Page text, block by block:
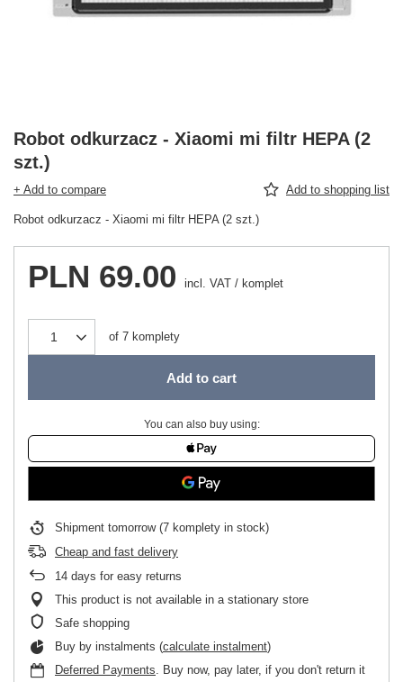
Robot odkurzacz - Xiaomi mi filtr HEPA (2
szt.)
+ Add to compare Add to shopping list
Robot odkurzacz - Xiaomi mi filtr HEPA (2 szt.)
PLN 69.00 incl. VAT / komplet
of 7 komplety
Add to cart
You can also buy using:
Shipment tomorrow (7 komplety in stock)
Cheap and fast delivery
14 days for easy returns
This product is not available in a stationary store
Safe shopping
Buy by instalments (calculate instalment)
Deferred Payments. Buy now, pay later, if you don't return it